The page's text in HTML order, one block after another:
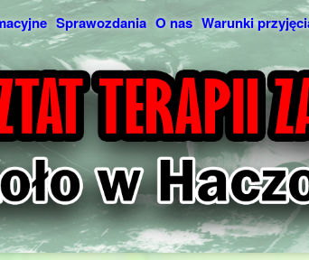
Sprawozdania O nas Warunki